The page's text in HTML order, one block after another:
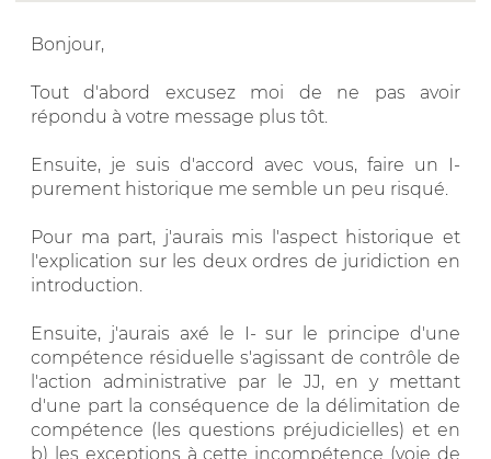
Bonjour,
Tout d'abord excusez moi de ne pas avoir
répondu à votre message plus tôt.
Ensuite, je suis d'accord avec vous, faire un I-
purement historique me semble un peu risqué.
Pour ma part, j'aurais mis l'aspect historique et
l'explication sur les deux ordres de juridiction en
introduction.
Ensuite, j'aurais axé le I- sur le principe d'une
compétence résiduelle s'agissant de contrôle de
l'action administrative par le JJ, en y mettant
d'une part la conséquence de la délimitation de
compétence (les questions préjudicielles) et en
b) les exceptions à cette incompétence (voie de